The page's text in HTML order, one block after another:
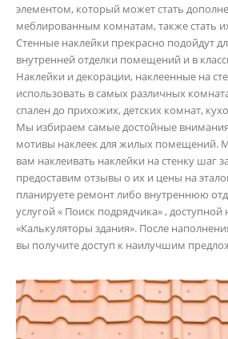
элементом, который может стать
меблированным комнатам, также стать
Стенные наклейки прекрасно подойдут
внутренней отделки помещений и в
Наклейки и декорации, наклеенные на
использовать в самых различных
спален до прихожих, детских комнат,
Мы избираем самые достойные внимания
мотивы наклеек для жилых помещений.
вам наклеивать наклейки на стенку шаг
предоставим отзывы о их и цены на
планируете ремонт либо внутреннюю
услугой « Поиск подрядчика» , доступной
«Калькуляторы здания». После
вы получите доступ к наилучшим